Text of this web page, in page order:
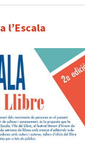
l’Escala